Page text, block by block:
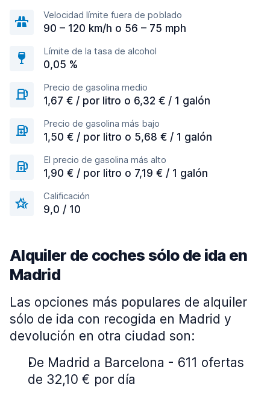
Velocidad límite fuera de poblado
90 – 120 km/h o 56 – 75 mph
Límite de la tasa de alcohol
0,05 %
Precio de gasolina medio
1,67 € / por litro o 6,32 € / 1 galón
Precio de gasolina más bajo
1,50 € / por litro o 5,68 € / 1 galón
El precio de gasolina más alto
1,90 € / por litro o 7,19 € / 1 galón
Calificación
9,0 / 10
Alquiler de coches sólo de ida en
Madrid
Las opciones más populares de alquiler
sólo de ida con recogida en Madrid y
devolución en otra ciudad son:
De Madrid a Barcelona - 611 ofertas
de 32,10 € por día